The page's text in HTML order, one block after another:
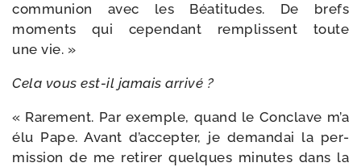
com­mu­nion avec les Béatitudes. De brefs
moments qui cepen­dant rem­plissent toute
une vie. »
Cela vous est-​il jamais arrivé ?
« Rarement. Par exemple, quand le Conclave m’a
élu Pape. Avant d’ac­cep­ter, je deman­dai la per­
mis­sion de me reti­rer quelques minutes dans la